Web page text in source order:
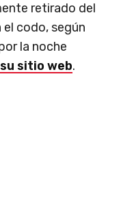
retirado del
codo, según
la noche
sitio web.